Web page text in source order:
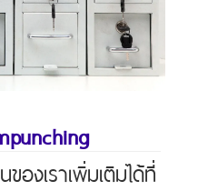
องเราเพิ่มเติมได้ที่